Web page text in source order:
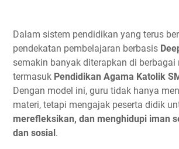
Dalam sistem pendidikan yang terus
pendekatan pembelajaran berbasis
semakin banyak diterapkan di berbagai
termasuk Pendidikan Agama Katolik
Dengan model ini, guru tidak hanya
materi, tetapi mengajak peserta didik
merefleksikan, dan menghidupi iman
dan sosial.